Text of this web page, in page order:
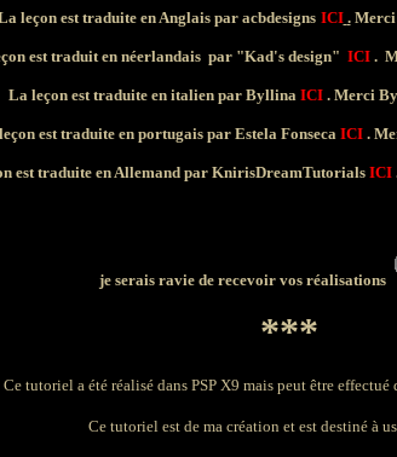
leçon est traduite en Anglais par acbdesigns ICI .
est traduit en néerlandais par "Kad's design" ICI .
La leçon est traduite en italien par ByllinaICI . Merci
est traduite en portugais par Estela Fonseca ICI .
est traduite en Allemand par KnirisDreamTutorials ICI
je serais ravie de recevoir vos réalisations
***
Ce tutoriel a été réalisé dans PSP X9 mais peut être effectué
Ce tutoriel est de ma création et est destiné à